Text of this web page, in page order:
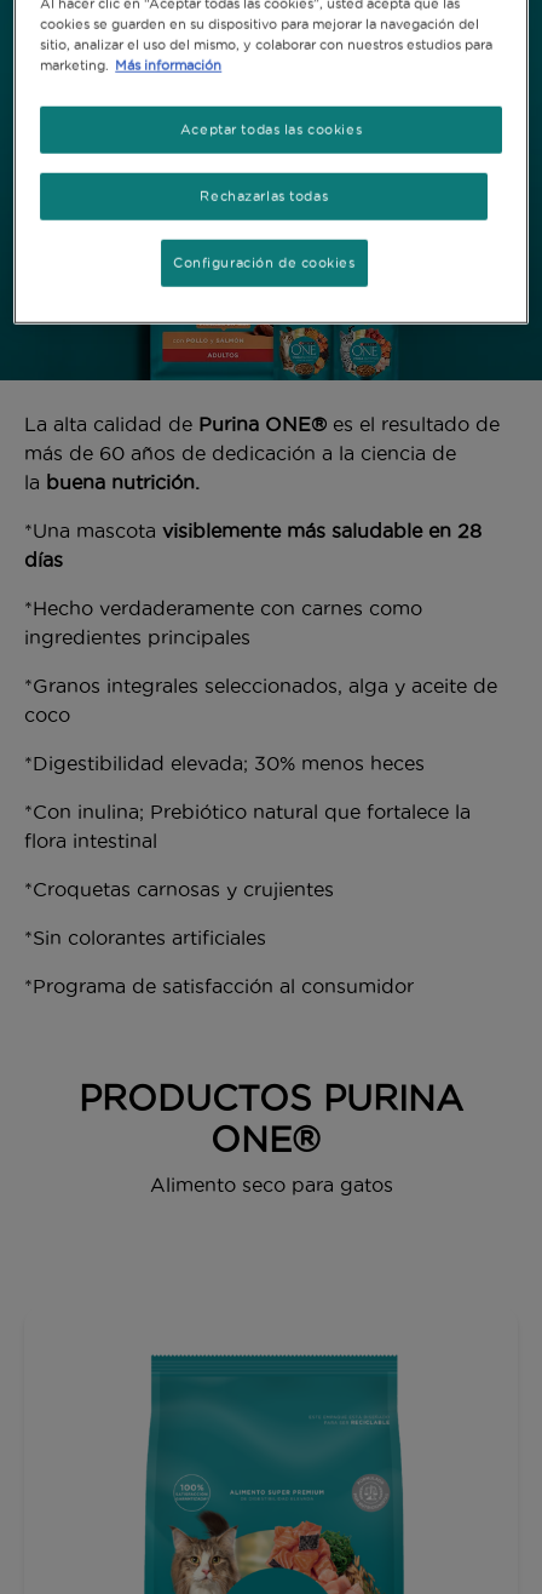
La alta calidad de Purina ONE® es el resultado de
más de 60 años de dedicación a la ciencia de
la buena nutrición.
*Una mascota visiblemente más saludable en 28
días
*Hecho verdaderamente con carnes como
ingredientes principales
*Granos integrales seleccionados, alga y aceite de
coco
*Digestibilidad elevada; 30% menos heces
*Con inulina; Prebiótico natural que fortalece la
flora intestinal
*Croquetas carnosas y crujientes
*Sin colorantes artificiales
*Programa de satisfacción al consumidor
PRODUCTOS PURINA
ONE®
Alimento seco para gatos
Al hacer clic en “Aceptar todas las cookies”, usted acepta que las
cookies se guarden en su dispositivo para mejorar la navegación del
sitio, analizar el uso del mismo, y colaborar con nuestros estudios para
marketing. Más información
Rechazarlas todas
Aceptar todas las cookies
Configuración de cookies